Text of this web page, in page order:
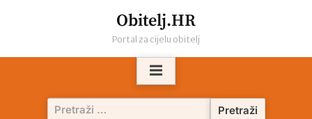
Obitelj.HR
Portal za cijelu obitelj
Pretraži: